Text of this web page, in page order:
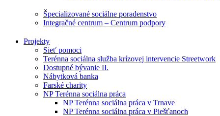
Špecializované sociálne poradenstvo
Integračné centrum – Centrum podpory
Projekty
Sieť pomoci
Terénna sociálna služba krízovej intervencie Streetwork
Dostupné bývanie II.
Nábytková banka
Farské charity
NP Terénna sociálna práca
NP Terénna sociálna práca v Trnave
NP Terénna sociálna práca v Piešťanoch